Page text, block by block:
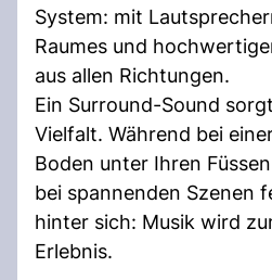
System: mit
Raumes und
aus allen Richtungen.
Ein Surround-Sound
Vielfalt. Während bei
Boden unter Ihren
bei spannenden Szenen
hinter sich: Musik wird
Erlebnis.